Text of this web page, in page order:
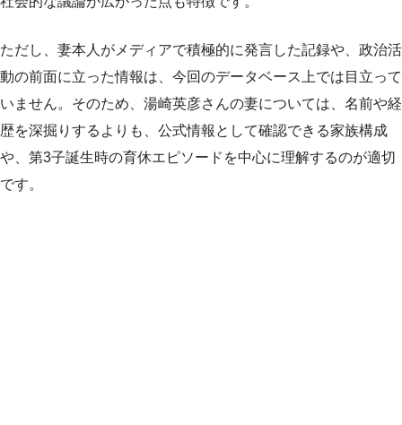
ただし、妻本人がメディアで積極的に発言した記録や、政治活
動の前面に立った情報は、今回のデータベース上では目立って
いません。そのため、湯崎英彦さんの妻については、名前や経
歴を深掘りするよりも、公式情報として確認できる家族構成
や、第3子誕生時の育休エピソードを中心に理解するのが適切
です。